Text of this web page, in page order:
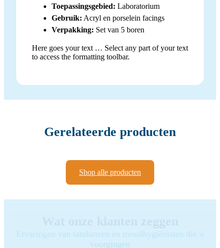
Toepassingsgebied: Laboratorium
Gebruik: Acryl en porselein facings
Verpakking: Set van 5 boren
Here goes your text … Select any part of your text
to access the formatting toolbar.
Gerelateerde producten
Shop alle producten
Ervaringen van tandartsen en mondhygiënisten die u
voorgingen